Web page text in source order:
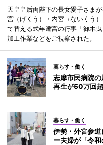
天皇皇后両陛下の長女愛子さま
宮（げくう）・内宮（ないくう
て替える式年遷宮の行事「御木
加工作業などをご視察された。
暮らす・働く
志摩市民病院
再生が50万回
暮らす・働く
伊勢・外宮参
ー夫婦が「令和